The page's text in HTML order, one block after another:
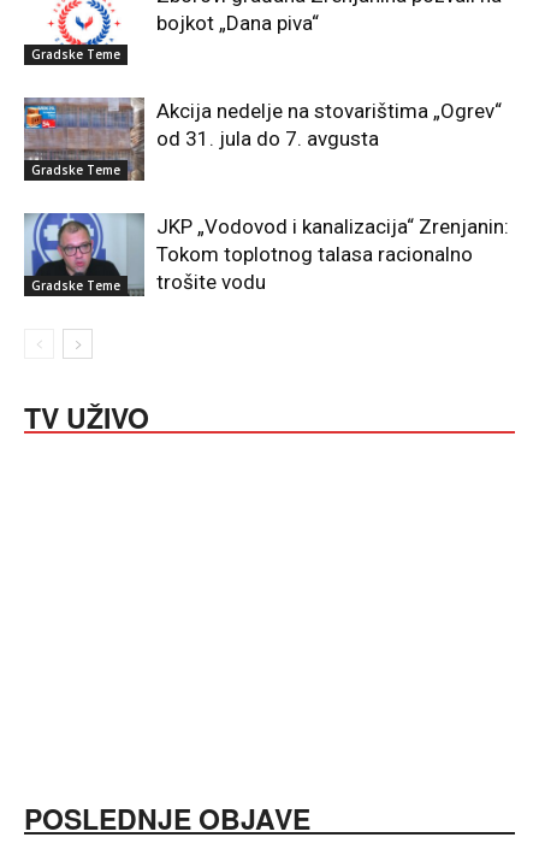
Gradske Teme
bojkot „Dana piva“
Gradske Teme
Akcija nedelje na stovarištima „Ogrev“
od 31. jula do 7. avgusta
Gradske Teme
JKP „Vodovod i kanalizacija“ Zrenjanin:
Tokom toplotnog talasa racionalno
trošite vodu
TV UŽIVO
POSLEDNJE OBJAVE